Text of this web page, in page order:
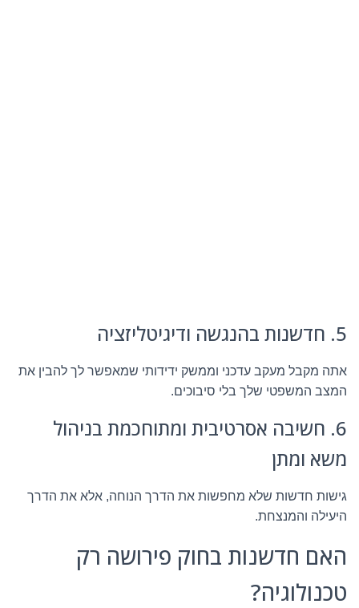
5. חדשנות בהנגשה ודיגיטליזציה
אתה מקבל מעקב עדכני וממשק ידידותי שמאפשר לך להבין את
המצב המשפטי שלך בלי סיבוכים.
6. חשיבה אסרטיבית ומתוחכמת בניהול
משא ומתן
גישות חדשות שלא מחפשות את הדרך הנוחה, אלא את הדרך
היעילה והמנצחת.
האם חדשנות בחוק פירושה רק
טכנולוגיה?